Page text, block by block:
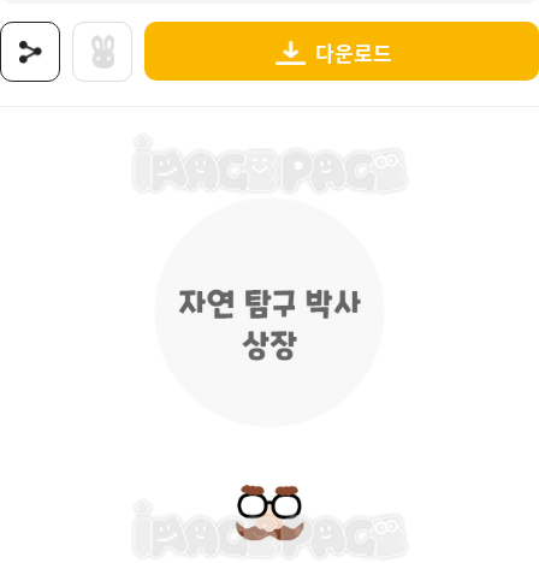
다운로드
태그 : 자연탐구박사상장, 봄, 봄과동식물, 자연, 자연탐구, 자연탐구박사, 자연탐구놀이,
추가 설명 : 해당 상품에 대한 상세 정보는 이미지로 제공됩니다.